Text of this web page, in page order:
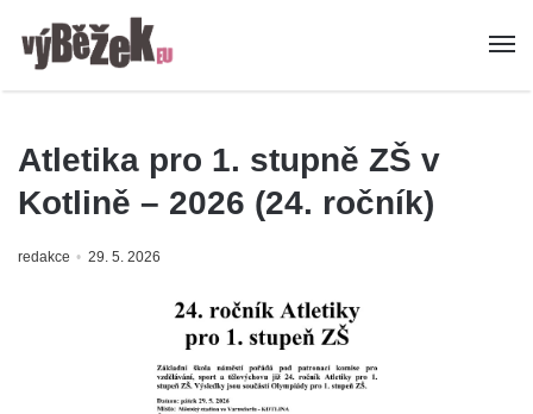
Atletika pro 1. stupně ZŠ v
Kotlině – 2026 (24. ročník)
redakce 29. 5. 2026